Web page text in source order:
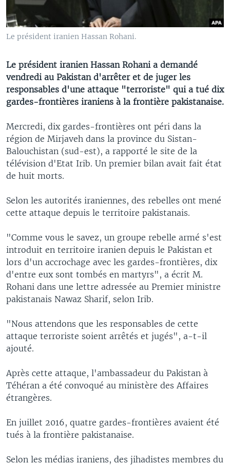
Le président iranien Hassan Rohani.
Le président iranien Hassan Rohani a demandé
vendredi au Pakistan d'arrêter et de juger les
responsables d'une attaque "terroriste" qui a tué dix
gardes-frontières iraniens à la frontière pakistanaise.
Mercredi, dix gardes-frontières ont péri dans la
région de Mirjaveh dans la province du Sistan-
Balouchistan (sud-est), a rapporté le site de la
télévision d'Etat Irib. Un premier bilan avait fait état
de huit morts.
Selon les autorités iraniennes, des rebelles ont mené
cette attaque depuis le territoire pakistanais.
"Comme vous le savez, un groupe rebelle armé s'est
introduit en territoire iranien depuis le Pakistan et
lors d'un accrochage avec les gardes-frontières, dix
d'entre eux sont tombés en martyrs", a écrit M.
Rohani dans une lettre adressée au Premier ministre
pakistanais Nawaz Sharif, selon Irib.
"Nous attendons que les responsables de cette
attaque terroriste soient arrêtés et jugés", a-t-il
ajouté.
Après cette attaque, l'ambassadeur du Pakistan à
Téhéran a été convoqué au ministère des Affaires
étrangères.
En juillet 2016, quatre gardes-frontières avaient été
tués à la frontière pakistanaise.
Selon les médias iraniens, des jihadistes membres du